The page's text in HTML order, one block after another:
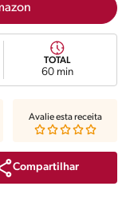
TOTAL
60 min
Compartilhar
Avalie esta receita